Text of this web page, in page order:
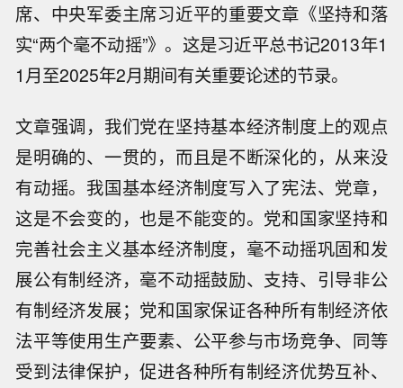
席、中央军委主席习近平的重要文章《坚持和落
实“两个毫不动摇”》。这是习近平总书记2013年1
1月至2025年2月期间有关重要论述的节录。
文章强调，我们党在坚持基本经济制度上的观点
是明确的、一贯的，而且是不断深化的，从来没
有动摇。我国基本经济制度写入了宪法、党章，
这是不会变的，也是不能变的。党和国家坚持和
完善社会主义基本经济制度，毫不动摇巩固和发
展公有制经济，毫不动摇鼓励、支持、引导非公
有制经济发展；党和国家保证各种所有制经济依
法平等使用生产要素、公平参与市场竞争、同等
受到法律保护，促进各种所有制经济优势互补、